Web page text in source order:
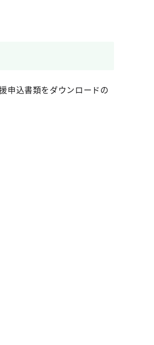
申込書類をダウンロードの